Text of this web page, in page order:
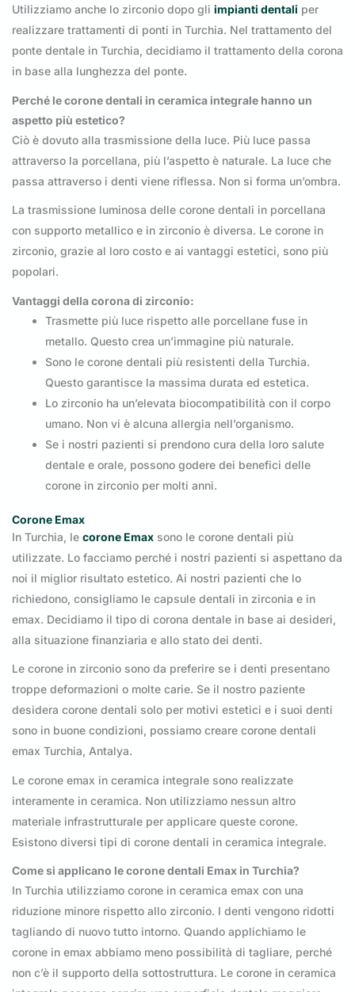
Utilizziamo anche lo zirconio dopo gli impianti dentali per
realizzare trattamenti di ponti in Turchia. Nel trattamento del
ponte dentale in Turchia, decidiamo il trattamento della corona
in base alla lunghezza del ponte.
Perché le corone dentali in ceramica integrale hanno un
aspetto più estetico?
Ciò è dovuto alla trasmissione della luce. Più luce passa
attraverso la porcellana, più l’aspetto è naturale. La luce che
passa attraverso i denti viene riflessa. Non si forma un’ombra.
La trasmissione luminosa delle corone dentali in porcellana
con supporto metallico e in zirconio è diversa. Le corone in
zirconio, grazie al loro costo e ai vantaggi estetici, sono più
popolari.
Vantaggi della corona di zirconio:
Trasmette più luce rispetto alle porcellane fuse in
metallo. Questo crea un’immagine più naturale.
Sono le corone dentali più resistenti della Turchia.
Questo garantisce la massima durata ed estetica.
Lo zirconio ha un’elevata biocompatibilità con il corpo
umano. Non vi è alcuna allergia nell’organismo.
Se i nostri pazienti si prendono cura della loro salute
dentale e orale, possono godere dei benefici delle
corone in zirconio per molti anni.
Corone Emax
In Turchia, le corone Emax sono le corone dentali più
utilizzate. Lo facciamo perché i nostri pazienti si aspettano da
noi il miglior risultato estetico. Ai nostri pazienti che lo
richiedono, consigliamo le capsule dentali in zirconia e in
emax. Decidiamo il tipo di corona dentale in base ai desideri,
alla situazione finanziaria e allo stato dei denti.
Le corone in zirconio sono da preferire se i denti presentano
troppe deformazioni o molte carie. Se il nostro paziente
desidera corone dentali solo per motivi estetici e i suoi denti
sono in buone condizioni, possiamo creare corone dentali
emax Turchia, Antalya.
Le corone emax in ceramica integrale sono realizzate
interamente in ceramica. Non utilizziamo nessun altro
materiale infrastrutturale per applicare queste corone.
Esistono diversi tipi di corone dentali in ceramica integrale.
Come si applicano le corone dentali Emax in Turchia?
In Turchia utilizziamo corone in ceramica emax con una
riduzione minore rispetto allo zirconio. I denti vengono ridotti
tagliando di nuovo tutto intorno. Quando applichiamo le
corone in emax abbiamo meno possibilità di tagliare, perché
non c’è il supporto della sottostruttura. Le corone in ceramica